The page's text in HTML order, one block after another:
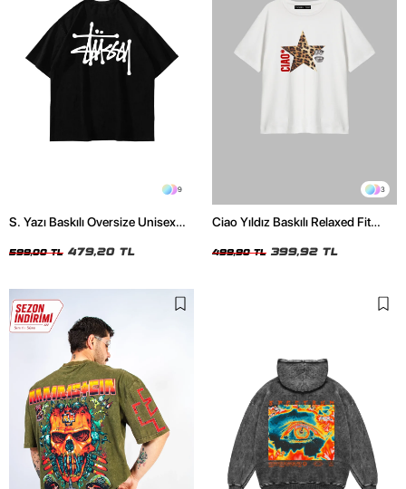
9
S. Yazı Baskılı Oversize Unisex
599,00 TL 479,20 TL
3
Ciao Yıldız Baskılı Relaxed Fit
499,90 TL 399,92 TL